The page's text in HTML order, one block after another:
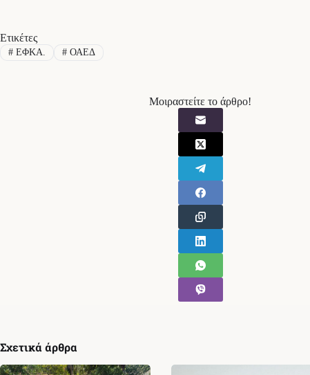
Ετικέτες
#ΕΦΚΑ. #ΟΑΕΔ
Μοιραστείτε το άρθρο!
Σχετικά άρθρα